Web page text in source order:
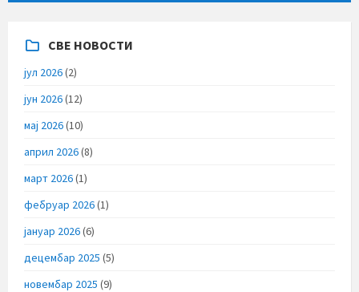
СВЕ НОВОСТИ
јул 2026(2)
јун 2026(12)
мај 2026(10)
април 2026(8)
март 2026(1)
фебруар 2026(1)
јануар 2026(6)
децембар 2025 (5)
новембар 2025 (9)